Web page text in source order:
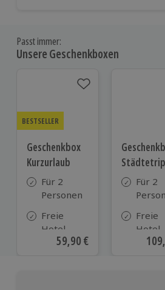
Passt immer:
Unsere Geschenkboxen
BESTSELLER
Geschenkbox
Kurzurlaub
Für 2
Personen
Freie
Hotel-
Auswahl
Aktueller Preis
59,90 €
Städtetrip
Für 2
Freie
Hotel-